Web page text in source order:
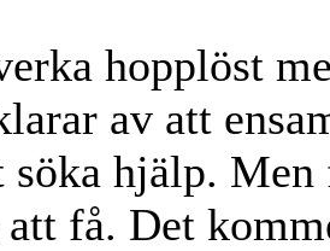
hopplöst
av att
söka hjälp.
få. Det